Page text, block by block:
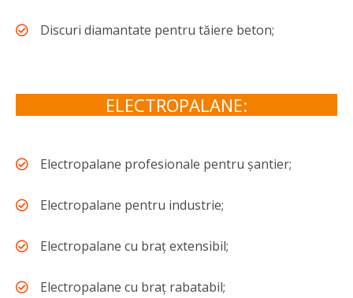
Discuri diamantate pentru tăiere beton;
ELECTROPALANE:
Electropalane profesionale pentru șantier;
Electropalane pentru industrie;
Electropalane cu braț extensibil;
Electropalane cu braț rabatabil;